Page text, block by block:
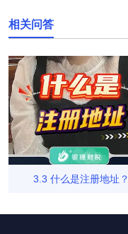
相关问答
3.3 什么是注册地址？